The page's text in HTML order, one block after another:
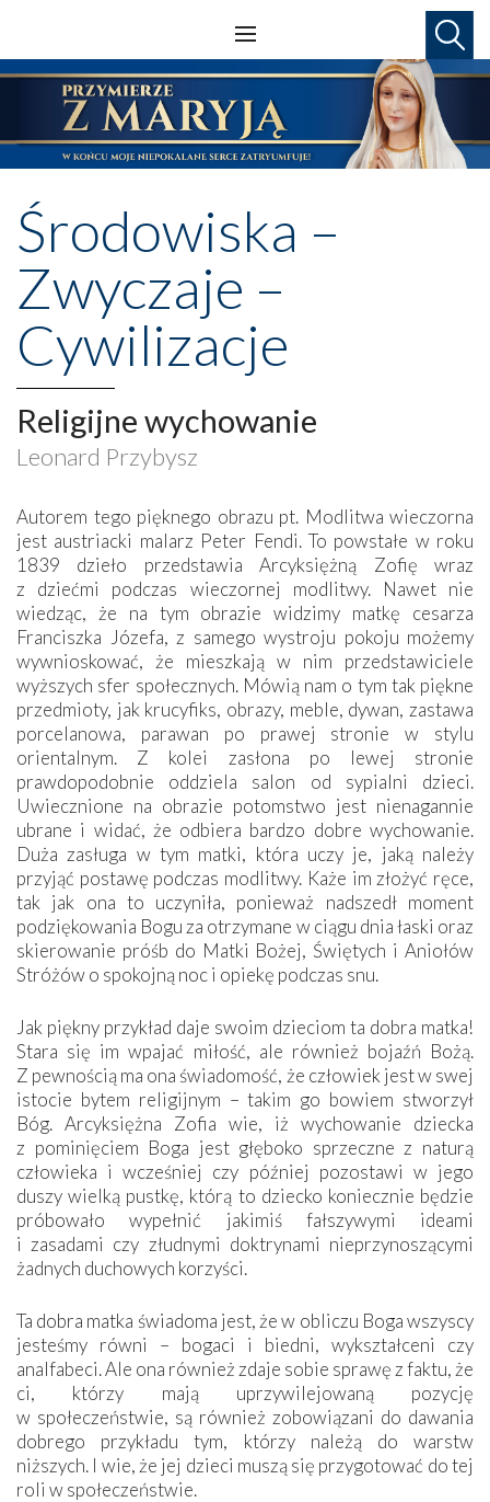
Środowiska –
Zwyczaje –
Cywilizacje
Religijne wychowanie
Leonard Przybysz
Autorem tego pięknego obrazu pt. Modlitwa wieczorna
jest austriacki malarz Peter Fendi. To powstałe w roku
1839 dzieło przedstawia Arcyksiężną Zofię wraz
z dziećmi podczas wieczornej modlitwy. Nawet nie
wiedząc, że na tym obrazie widzimy matkę cesarza
Franciszka Józefa, z samego wystroju pokoju możemy
wywnioskować, że mieszkają w nim przedstawiciele
wyższych sfer społecznych. Mówią nam o tym tak piękne
przedmioty, jak krucyfiks, obrazy, meble, dywan, zastawa
porcelanowa, parawan po prawej stronie w stylu
orientalnym. Z kolei zasłona po lewej stronie
prawdopodobnie oddziela salon od sypialni dzieci.
Uwiecznione na obrazie potomstwo jest nienagannie
ubrane i widać, że odbiera bardzo dobre wychowanie.
Duża zasługa w tym matki, która uczy je, jaką należy
przyjąć postawę podczas modlitwy. Każe im złożyć ręce,
tak jak ona to uczyniła, ponieważ nadszedł moment
podziękowania Bogu za otrzymane w ciągu dnia łaski oraz
skierowanie próśb do Matki Bożej, Świętych i Aniołów
Stróżów o spokojną noc i opiekę podczas snu.
Jak piękny przykład daje swoim dzieciom ta dobra matka!
Stara się im wpajać miłość, ale również bojaźń Bożą.
Z pewnością ma ona świadomość, że człowiek jest w swej
istocie bytem religijnym – takim go bowiem stworzył
Bóg. Arcyksiężna Zofia wie, iż wychowanie dziecka
z pominięciem Boga jest głęboko sprzeczne z naturą
człowieka i wcześniej czy później pozostawi w jego
duszy wielką pustkę, którą to dziecko koniecznie będzie
próbowało wypełnić jakimiś fałszywymi ideami
i zasadami czy złudnymi doktrynami nieprzynoszącymi
żadnych duchowych korzyści.
Ta dobra matka świadoma jest, że w obliczu Boga wszyscy
jesteśmy równi – bogaci i biedni, wykształceni czy
analfabeci. Ale ona również zdaje sobie sprawę z faktu, że
ci, którzy mają uprzywilejowaną pozycję
w społeczeństwie, są również zobowiązani do dawania
dobrego przykładu tym, którzy należą do warstw
niższych. I wie, że jej dzieci muszą się przygotować do tej
roli w społeczeństwie.